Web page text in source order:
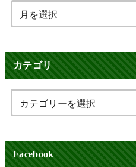
カテゴリ
Facebook